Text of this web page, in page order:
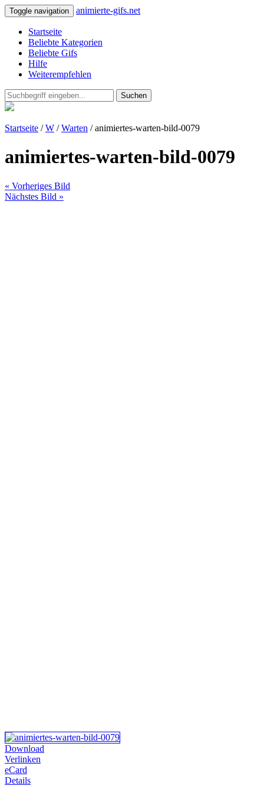
Toggle navigation animierte-gifs.net
Startseite
Beliebte Kategorien
Beliebte Gifs
Hilfe
Weiterempfehlen
Suchen
Startseite /W /Warten / animiertes-warten-bild-0079
animiertes-warten-bild-0079
« Vorheriges Bild
Nächstes Bild »
Download
Verlinken
eCard
Details